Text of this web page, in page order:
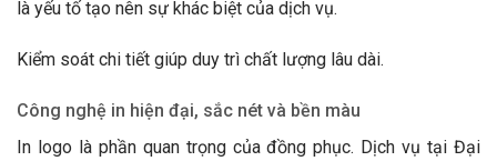
là yếu tố tạo nên sự khác biệt của dịch vụ.
Kiểm soát chi tiết giúp duy trì chất lượng lâu dài.
Công nghệ in hiện đại, sắc nét và bền màu
In logo là phần quan trọng của đồng phục. Dịch vụ tại Đại